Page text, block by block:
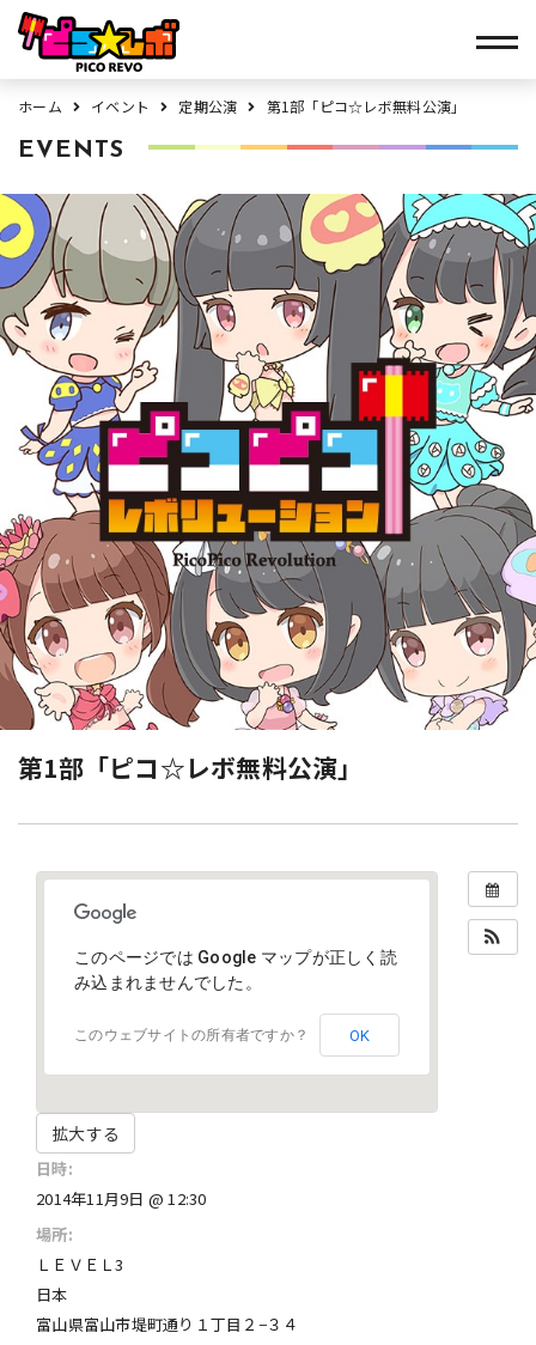
ホーム イベント 定期公演 第1部「ピコ☆レボ無料公演」
EVENTS
第1部「ピコ☆レボ無料公演」
このページでは Google マップが正しく読
み込まれませんでした。
このウェブサイトの所有者ですか？ OK
拡大する
日時:
2014年11月9日 @ 12:30
場所:
ＬＥＶＥＬ3
日本
富山県富山市堤町通り１丁目２−３４